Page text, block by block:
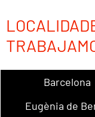
Barcelona
Eugènia de